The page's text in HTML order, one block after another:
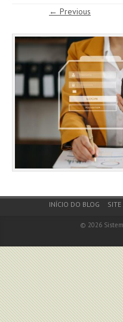
← Previous
INÍCIO DO BLOG
© 2026